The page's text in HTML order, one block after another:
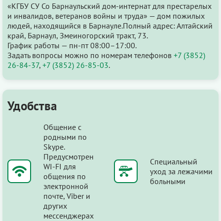
«КГБУ СУ Со Барнаульский дом-интернат для престарелых
и инвалидов, ветеранов войны и труда» — дом пожилых
людей, находящийся в Барнауле.Полный адрес: Алтайский
край, Барнаул, Змеиногорский тракт, 73.
График работы — пн-пт 08:00–17:00.
Задать вопросы можно по номерам телефонов +7 (3852)
26-84-37, +7 (3852) 26-85-03.
Удобства
Общение с
родными по
Skype.
Предусмотрен
WI-FI для
общения по
электронной
почте, Viber и
других
мессенджерах
Специальный
уход за лежачими
больными